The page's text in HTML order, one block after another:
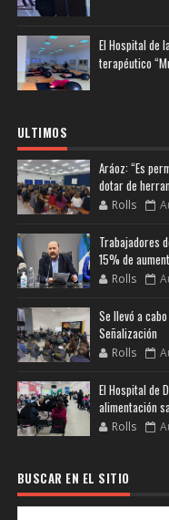
El Hospital de
terapéutico
ULTIMOS
Aráoz: “Es
dotar de
Rolls
Trabajadores
15% de
Rolls
Se llevó a
Señalización
Rolls
El Hospital de
alimentación
Rolls
BUSCAR EN EL SITIO